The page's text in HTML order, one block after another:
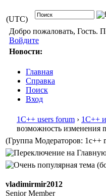
(UTC)
Добро пожаловать, Гость.
Войдите
Новости:
Главная
Справка
Поиск
Вход
1С++ users forum › 1С++
возможность изменения
(Группа Модераторов: 1c++
vladimirmir2012
Senior Member